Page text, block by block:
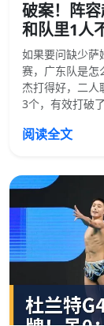
破案！阵容
和队里1人
如果要问缺少萨
赛，广东队是怎
杰打得好，二人
3个，有效打破
阅读全文